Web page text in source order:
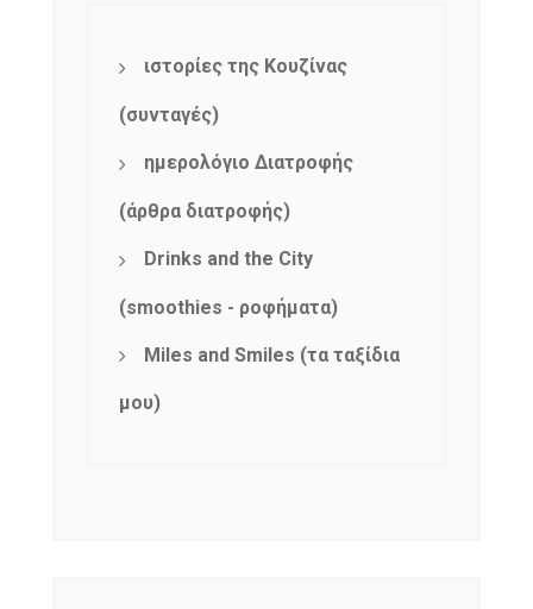
ιστορίες της Κουζίνας
(συνταγές)
ημερολόγιο Διατροφής
(άρθρα διατροφής)
Drinks and the City
(smoothies - ροφήματα)
Miles and Smiles (τα ταξίδια
μου)